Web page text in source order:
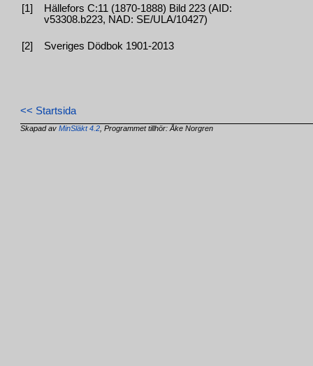
[1]
Hällefors C:11 (1870-1888) Bild 223 (AID:
v53308.b223, NAD: SE/ULA/10427)
[2] Sveriges Dödbok 1901-2013
<< Startsida
Skapad avMinSläkt 4.2 , Programmet tillhör: Åke Norgren